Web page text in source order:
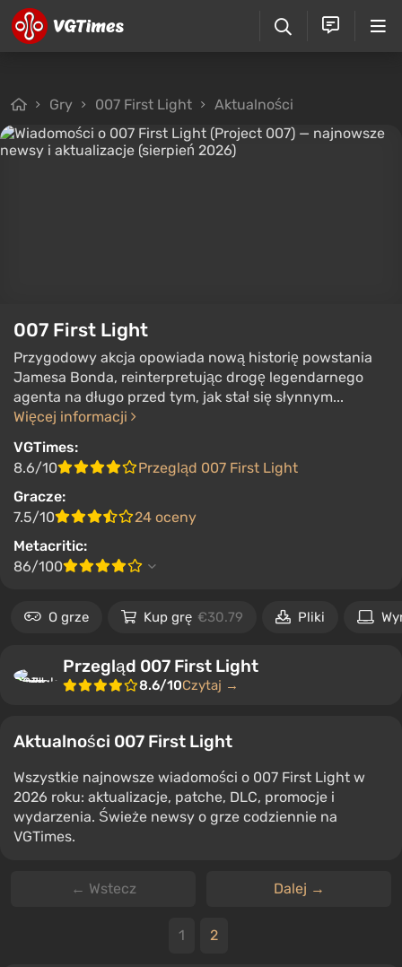
Gry 007 First Light Aktualności
007 First Light
Przygodowy akcja opowiada nową historię powstania
Jamesa Bonda, reinterpretując drogę legendarnego
agenta na długo przed tym, jak stał się słynnym...
Więcej informacji
VGTimes:
8.6/10
Przegląd 007 First Light
Gracze:
7.5/10
24 oceny
Metacritic:
86/100
O grze Kup grę €30.79 Pliki
Przegląd 007 First Light
8.6/10Czytaj →
Aktualności 007 First Light
Wszystkie najnowsze wiadomości o 007 First Light w
2026 roku: aktualizacje, patche, DLC, promocje i
wydarzenia. Świeże newsy o grze codziennie na
VGTimes.
← Wstecz Dalej →
1 2